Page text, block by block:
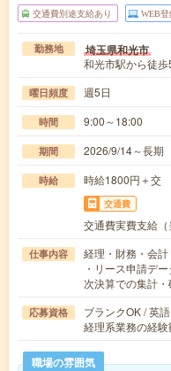
交通費別途支給あり WEB登
勤務地 埼玉県和光市
和光市駅から徒
曜日頻度 週5日
時間 9:00～18:00
期間 2026/9/14～長期
時給 時給1800円＋交
交通費
交通費実費支給（
仕事内容
経理・財務・会
・リース申請デ
次決算での集計
応募資格
ブランクOK / 英
経理系業務の経験
職場の雰囲気